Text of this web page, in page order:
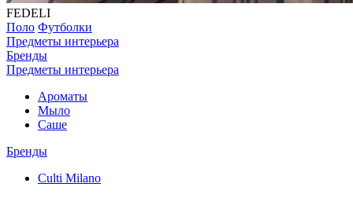
FEDELI
Поло Футболки
Предметы интерьера
Бренды
Предметы интерьера
Ароматы
Мыло
Саше
Бренды
Culti Milano